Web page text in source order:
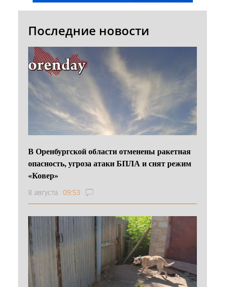
Последние новости
В Оренбургской области отменены ракетная
опасность, угроза атаки БПЛА и снят режим
«Ковер»
8 августа 09:53